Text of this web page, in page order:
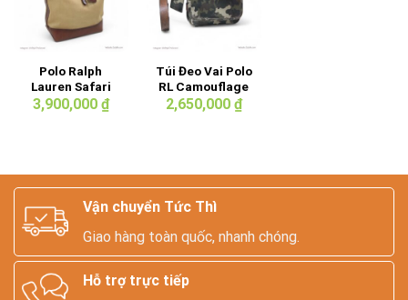
Polo Ralph
Lauren Safari
Canvas Leather
3,900,000 ₫
Túi Đeo Vai Polo
RL Camouflage
2,650,000 ₫
Vận chuyển Tức Thì
Giao hàng toàn quốc, nhanh chóng.
Hỗ trợ trực tiếp